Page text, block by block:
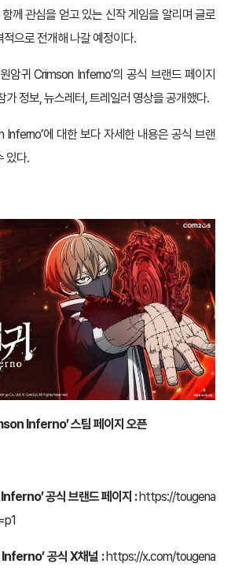
께 관심을 얻고 있는 신작 게임을 알리며 글로
으로 전개해 나갈 예정이다.
암귀 Crimson Inferno’의 공식 브랜드 페이지
가 정보, 뉴스레터, 트레일러 영상을 공개했다.
Inferno’에 대한 보다 자세한 내용은 공식 브랜
있다.
Inferno’스팀 페이지 오픈
공식 브랜드 페이지 :https://tougena
Inferno’공식 X채널 :https://x.com/tougena